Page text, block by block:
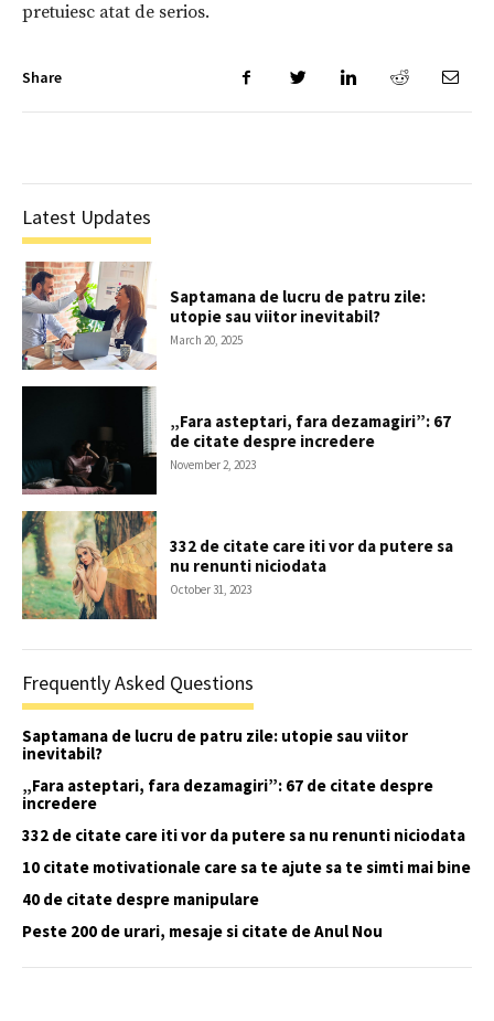
pretuiesc atat de serios.
Share
Latest Updates
Saptamana de lucru de patru zile:
utopie sau viitor inevitabil?
March 20, 2025
„Fara asteptari, fara dezamagiri”: 67
de citate despre incredere
November 2, 2023
332 de citate care iti vor da putere sa
nu renunti niciodata
October 31, 2023
Frequently Asked Questions
Saptamana de lucru de patru zile: utopie sau viitor
inevitabil?
„Fara asteptari, fara dezamagiri”: 67 de citate despre
incredere
332 de citate care iti vor da putere sa nu renunti niciodata
10 citate motivationale care sa te ajute sa te simti mai bine
40 de citate despre manipulare
Peste 200 de urari, mesaje si citate de Anul Nou